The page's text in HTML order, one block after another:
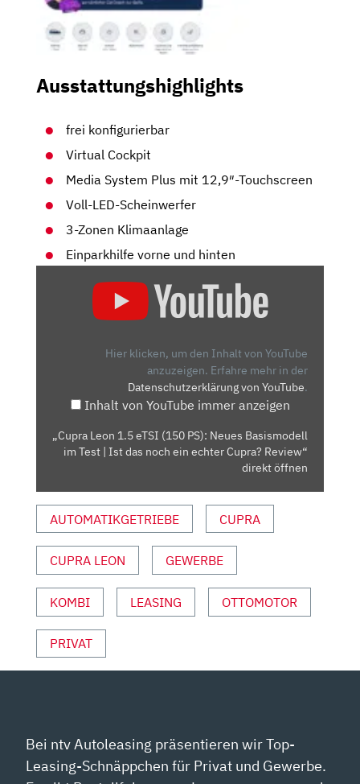
Ausstattungshighlights
frei konfigurierbar
Virtual Cockpit
Media System Plus mit 12,9″-Touchscreen
Voll-LED-Scheinwerfer
3-Zonen Klimaanlage
Einparkhilfe vorne und hinten
BASISMODELL
TEST
DAS
NOCH
EIN
ECHTER
REVIEW“
VON
YOUTUBE
ANZEIGEN
Hier klicken, um den Inhalt von YouTube
anzuzeigen. Erfahre mehr in der
Datenschutzerklärung von YouTube.
Inhalt von YouTube immer anzeigen
„Cupra Leon 1.5 eTSI (150 PS): Neues Basismodell
im Test | Ist das noch ein echter Cupra? Review“
direkt öffnen
AUTOMATIKGETRIEBE CUPRA
CUPRA LEON GEWERBE
KOMBI LEASING OTTOMOTOR
PRIVAT
Bei ntv Autoleasing präsentieren wir Top-
Leasing-Schnäppchen für Privat und Gewerbe.